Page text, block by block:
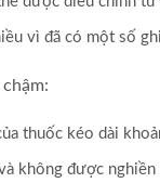
vì đã có một số
thuốc kéo dài
không được